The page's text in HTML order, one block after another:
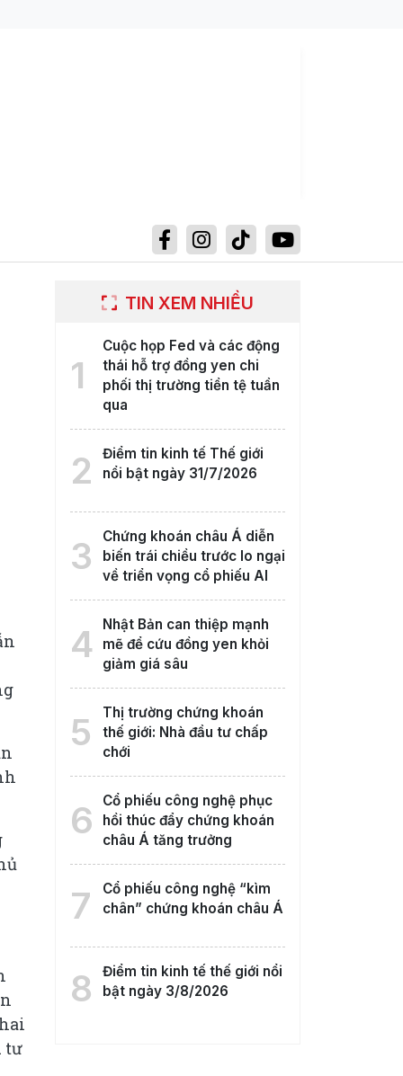
tư
TIN XEM NHIỀU
1
Cuộc họp Fed và các động
thái hỗ trợ đồng yen chi
phối thị trường tiền tệ tuần
qua
2
Điểm tin kinh tế Thế giới
nổi bật ngày 31/7/2026
3
Chứng khoán châu Á diễn
biến trái chiều trước lo ngại
về triển vọng cổ phiếu AI
4
Nhật Bản can thiệp mạnh
mẽ để cứu đồng yen khỏi
giảm giá sâu
5
Thị trường chứng khoán
thế giới: Nhà đầu tư chấp
chới
6
Cổ phiếu công nghệ phục
hồi thúc đẩy chứng khoán
châu Á tăng trưởng
7
Cổ phiếu công nghệ “kìm
chân” chứng khoán châu Á
8
Điểm tin kinh tế thế giới nổi
bật ngày 3/8/2026